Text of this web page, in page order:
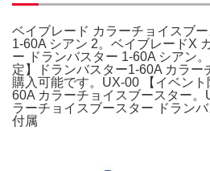
ベイブレード カラーチョイスブ
1-60A シアン 2。ベイブレードX
ー ドランバスター 1-60A シアン
定】ドランバスター1-60A カラー
購入可能です。UX-00 【イベン
60A カラーチョイスブースター。
ラーチョイスブースター ドラン
付属